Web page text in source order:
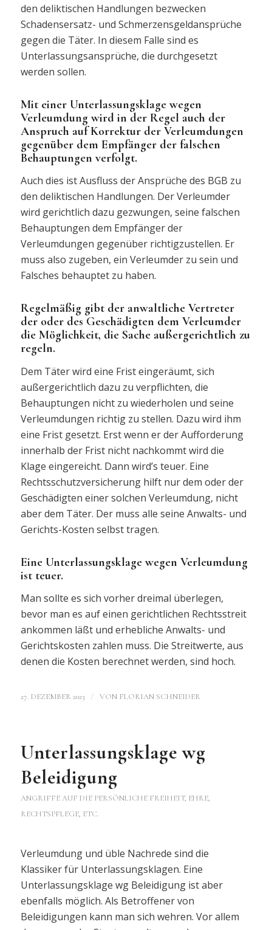
den deliktischen Handlungen bezwecken
Schadensersatz- und Schmerzensgeldansprüche
gegen die Täter. In diesem Falle sind es
Unterlassungsansprüche, die durchgesetzt
werden sollen.
Mit einer Unterlassungsklage wegen
Verleumdung wird in der Regel auch der
Anspruch auf Korrektur der Verleumdungen
gegenüber dem Empfänger der falschen
Behauptungen verfolgt.
Auch dies ist Ausfluss der Ansprüche des BGB zu
den deliktischen Handlungen. Der Verleumder
wird gerichtlich dazu gezwungen, seine falschen
Behauptungen dem Empfänger der
Verleumdungen gegenüber richtigzustellen. Er
muss also zugeben, ein Verleumder zu sein und
Falsches behauptet zu haben.
Regelmäßig gibt der anwaltliche Vertreter
der oder des Geschädigten dem Verleumder
die Möglichkeit, die Sache außergerichtlich zu
regeln.
Dem Täter wird eine Frist eingeräumt, sich
außergerichtlich dazu zu verpflichten, die
Behauptungen nicht zu wiederholen und seine
Verleumdungen richtig zu stellen. Dazu wird ihm
eine Frist gesetzt. Erst wenn er der Aufforderung
innerhalb der Frist nicht nachkommt wird die
Klage eingereicht. Dann wird’s teuer. Eine
Rechtsschutzversicherung hilft nur dem oder der
Geschädigten einer solchen Verleumdung, nicht
aber dem Täter. Der muss alle seine Anwalts- und
Gerichts-Kosten selbst tragen.
Eine Unterlassungsklage wegen Verleumdung
ist teuer.
Man sollte es sich vorher dreimal überlegen,
bevor man es auf einen gerichtlichen Rechtsstreit
ankommen läßt und erhebliche Anwalts- und
Gerichtskosten zahlen muss. Die Streitwerte, aus
denen die Kosten berechnet werden, sind hoch.
27. DEZEMBER 2023 / VON FLORIAN SCHNEIDER
Unterlassungsklage wg
Beleidigung
ANGRIFFE AUF DIE PERSÖNLICHE FREIHEIT, EHRE,
RECHTSPFLEGE, ETC.
Verleumdung und üble Nachrede sind die
Klassiker für Unterlassungsklagen. Eine
Unterlassungsklage wg Beleidigung ist aber
ebenfalls möglich. Als Betroffener von
Beleidigungen kann man sich wehren. Vor allem